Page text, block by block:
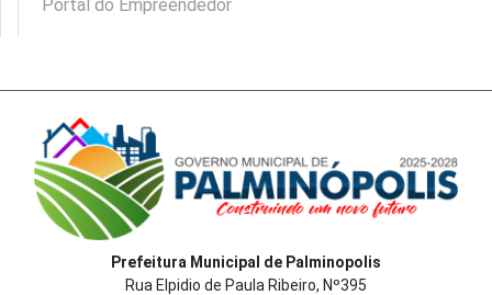
Portal do Empreendedor
Prefeitura Municipal de Palminopolis
Rua Elpidio de Paula Ribeiro, Nº395